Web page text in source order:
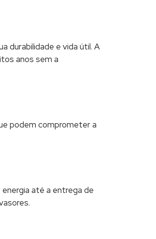
durabilidade e vida útil. A
anos sem a
podem comprometer a
até a entrega de